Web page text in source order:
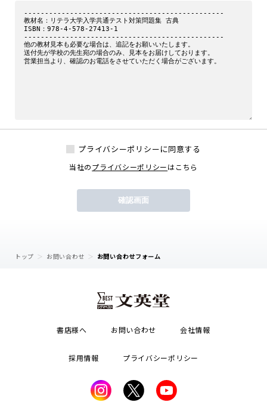
プライバシーポリシーに同意する
当社のプライバシーポリシーはこちら
トップ お問い合わせ お問い合わせフォーム
書店様へ お問い合わせ 会社情報
採用情報 プライバシーポリシー